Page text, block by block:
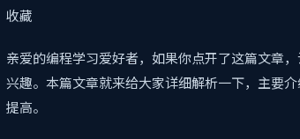
收藏
亲爱的编程学习爱好者，如果你点开了这篇文章
兴趣。本篇文章就来给大家详细解析一下，主要
提高。